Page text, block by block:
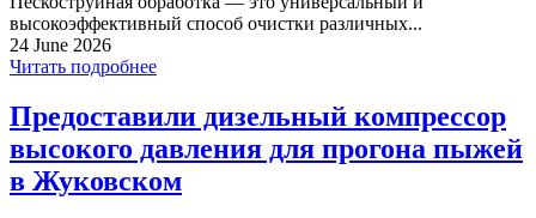
высокоэффективный способ очистки различных...
24 June 2026
Читать подробнее
Предоставили дизельный компрессор
высокого давления для прогона пыжей
в Жуковском